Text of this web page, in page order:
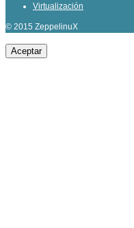
Virtualización
© 2015 ZeppelinuX
Aceptar